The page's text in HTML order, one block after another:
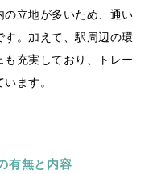
の立地が多いため、通い
。加えて、駅周辺の環
充実しており、トレー
ます。
有無と内容